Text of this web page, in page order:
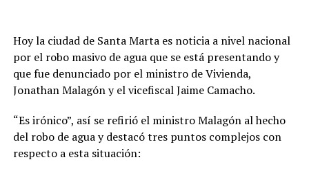
Hoy la ciudad de Santa Marta es noticia a nivel nacional
por el robo masivo de agua que se está presentando y
que fue denunciado por el ministro de Vivienda,
Jonathan Malagón y el vicefiscal Jaime Camacho.
“Es irónico”, así se refirió el ministro Malagón al hecho
del robo de agua y destacó tres puntos complejos con
respecto a esta situación: